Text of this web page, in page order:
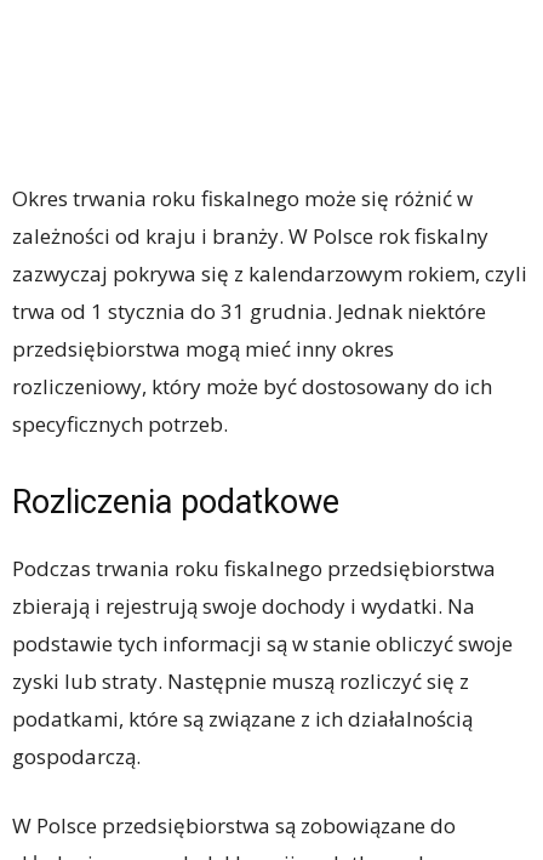
Okres trwania roku fiskalnego może się różnić w
zależności od kraju i branży. W Polsce rok fiskalny
zazwyczaj pokrywa się z kalendarzowym rokiem, czyli
trwa od 1 stycznia do 31 grudnia. Jednak niektóre
przedsiębiorstwa mogą mieć inny okres
rozliczeniowy, który może być dostosowany do ich
specyficznych potrzeb.
Rozliczenia podatkowe
Podczas trwania roku fiskalnego przedsiębiorstwa
zbierają i rejestrują swoje dochody i wydatki. Na
podstawie tych informacji są w stanie obliczyć swoje
zyski lub straty. Następnie muszą rozliczyć się z
podatkami, które są związane z ich działalnością
gospodarczą.
W Polsce przedsiębiorstwa są zobowiązane do